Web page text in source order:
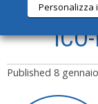
SERVIZI
PRODOTTI
Published 8
Personalizza